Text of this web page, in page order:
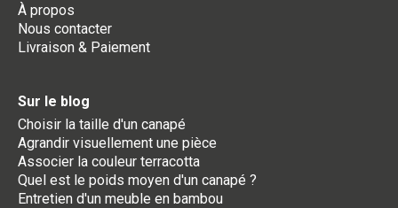
À propos
Nous contacter
Livraison & Paiement
Sur le blog
Choisir la taille d'un canapé
Agrandir visuellement une pièce
Associer la couleur terracotta
Quel est le poids moyen d'un canapé ?
Entretien d'un meuble en bambou